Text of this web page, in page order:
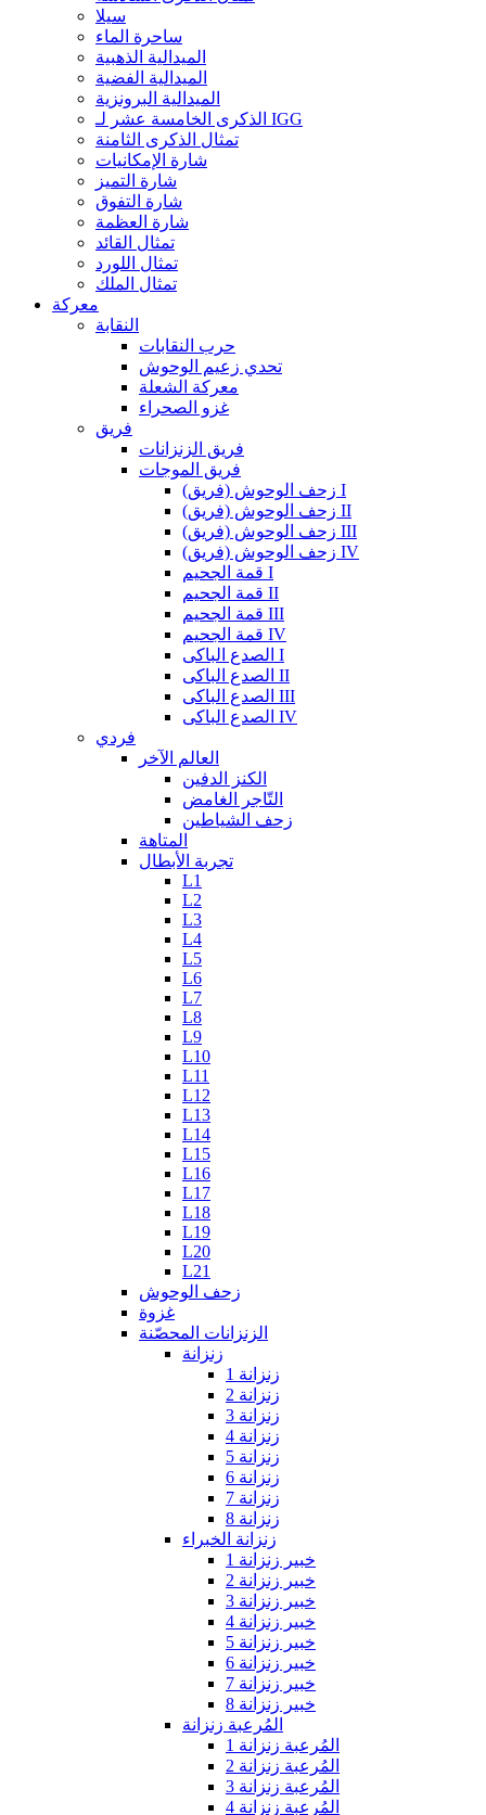
سيلا
ساحرة الماء
الميدالية الذهبية
الميدالية الفضية
الميدالية البرونزية
الذكرى الخامسة عشر لـ IGG
تمثال الذكرى الثامنة
شارة الإمكانيات
شارة التميز
شارة التفوق
شارة العظمة
تمثال القائد
تمثال اللورد
تمثال الملك
معركة
النقابة
حرب النقابات
تحدي زعيم الوحوش
معركة الشعلة
غزو الصحراء
فريق
فريق الزنزانات
فريق الموجات
زحف الوحوش (فريق) I
زحف الوحوش (فريق) II
زحف الوحوش (فريق) III
زحف الوحوش (فريق) IV
قمة الجحيم I
قمة الجحيم II
قمة الجحيم III
قمة الجحيم IV
الصدع الباكى I
الصدع الباكى II
الصدع الباكى III
الصدع الباكى IV
فردي
العالم الآخر
الكنز الدفين
التّاجر الغامض
زحف الشياطين
المتاهة
تجربة الأبطال
L1
L2
L3
L4
L5
L6
L7
L8
L9
L10
L11
L12
L13
L14
L15
L16
L17
L18
L19
L20
L21
زحف الوحوش
غزوة
الزنزانات المحصّنة
زنزانة
زنزانة 1
زنزانة 2
زنزانة 3
زنزانة 4
زنزانة 5
زنزانة 6
زنزانة 7
زنزانة 8
زنزانة الخبراء
خبير زنزانة 1
خبير زنزانة 2
خبير زنزانة 3
خبير زنزانة 4
خبير زنزانة 5
خبير زنزانة 6
خبير زنزانة 7
خبير زنزانة 8
المُرعبة زنزانة
المُرعبة زنزانة 1
المُرعبة زنزانة 2
المُرعبة زنزانة 3
المُرعبة زنزانة 4